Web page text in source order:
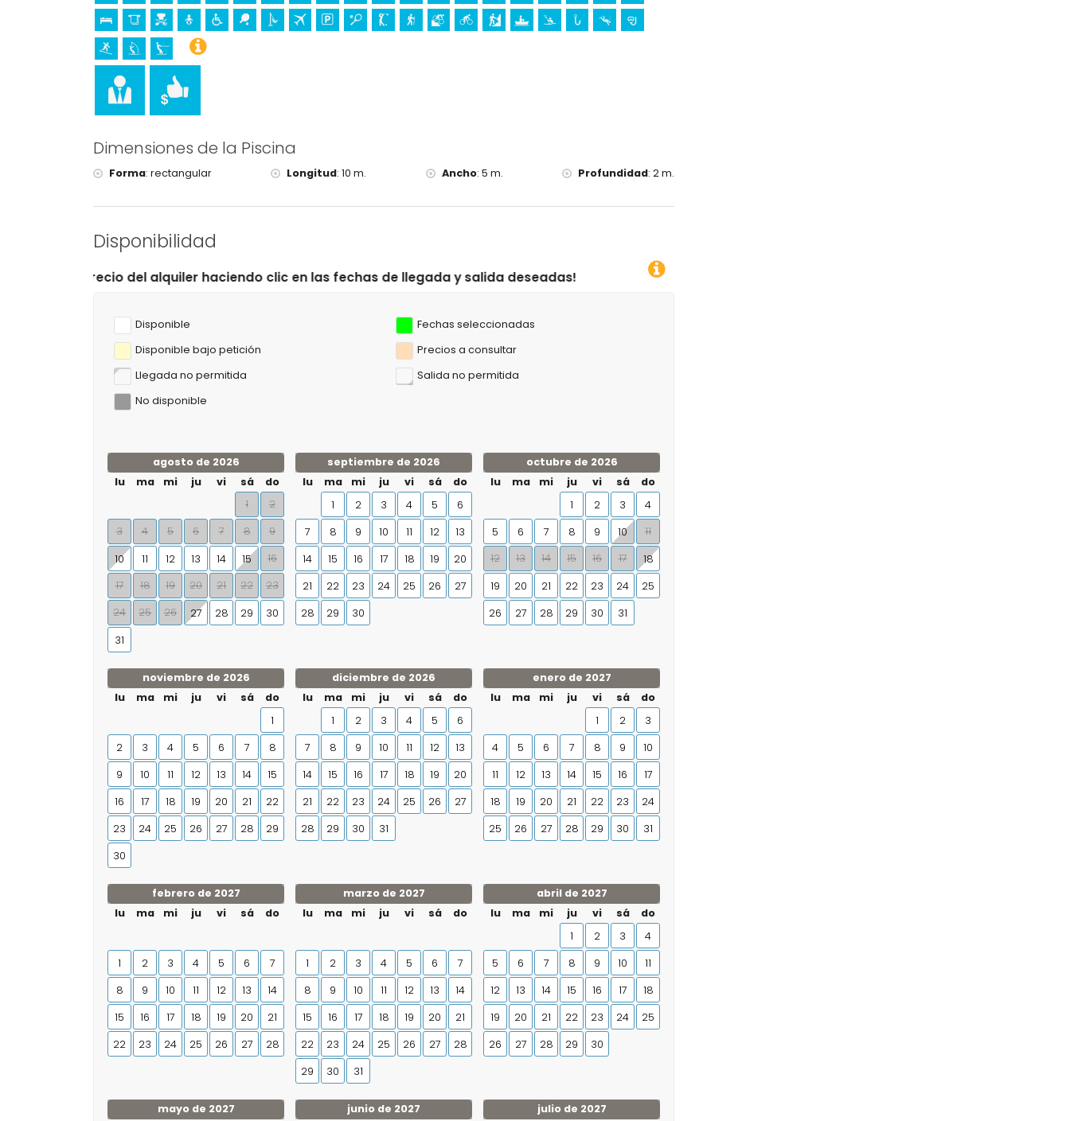
monumento (Torre de Vigía del Cap d'Or) y lugar histórico (Centro histórico) (a menos de 5 kilómetros
del alojamiento)
Museo (Ecomuseo Cemroqt L'almassera) (a menos de 10 kilómetros del alojamiento)
Deportes
Pesca y snorkel (a menos de 1000 metros de la villa)
Tenis, golf (Club de Golf Ifach), senderismo, ciclismo de montaña, ciclismo, canotaje, kayak, buceo, surf,
Dimensiones de la Piscina
Forma: rectangular Longitud:10 m. Ancho: 5 m. Profundidad: 2 m.
Disponibilidad
alquiler haciendo clic en las fechas de llegada y salida deseadas!
Disponible
Fechas seleccionadas
Disponible bajo petición
Precios a consultar
Llegada no permitida
Salida no permitida
No disponible
agosto de 2026
lu
ma mi ju vi sá
do
1
2
3
4 5 6 7 8 9
10 11 12 13 14 15
16
17
18 19 20 21 22
23
24
25 26 27 28 29
30
31
septiembre de 2026
lu
ma mi ju vi sá
do
1
2 3 4 5
6
7
8 9 10 11 12
13
14
15 16 17 18 19
20
21
22 23 24 25 26
27
28
29 30
octubre de 2026
lu
ma mi ju vi sá
do
1
2 3
4
5
6 7 8 9 10
11
12
13 14 15 16 17
18
19
20 21 22 23 24
25
26
27 28 29 30 31
noviembre de 2026
lu
ma mi ju vi sá
do
1
2
3 4 5 6 7
8
9
10 11 12 13 14
15
16
17 18 19 20 21
22
23
24 25 26 27 28
29
30
diciembre de 2026
lu
ma mi ju vi sá
do
1
2 3 4 5
6
7
8 9 10 11 12
13
14
15 16 17 18 19
20
21
22 23 24 25 26
27
28
29 30 31
enero de 2027
lu
ma mi ju vi sá
do
1
2
3
4
5 6 7 8 9
10
11
12 13 14 15 16
17
18
19 20 21 22 23
24
25
26 27 28 29 30 31
febrero de 2027
lu
ma mi ju vi sá do
1 2 3 4 5 6
7
8
9 10 11 12 13
14
15
16 17 18 19 20
21
22
23 24 25 26 27 28
marzo de 2027
lu
ma mi ju vi sá do
1 2 3 4 5 6
7
8
9 10 11 12 13
14
15
16 17 18 19 20
21
22
23 24 25 26 27
28
29
30 31
abril de 2027
lu
ma mi ju vi sá
do
1
2 3
4
5
6 7 8 9 10
11
12
13 14 15 16 17
18
19
20 21 22 23 24
25
26
27 28 29 30
mayo de 2027 junio de 2027 julio de 2027